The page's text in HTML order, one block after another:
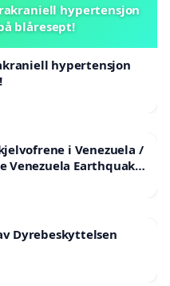
hypertensjon
blåresept!
hypertensjon
i Venezuela /
Venezuela Earthquake
Dyrebeskyttelsen